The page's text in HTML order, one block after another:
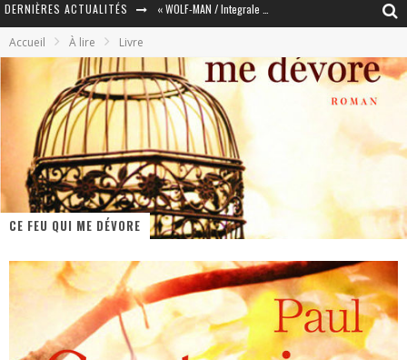
DERNIÈRES ACTUALITÉS
« Mon Village Révolté » - Combattre un Projet !
Star Fox
PsyRiver 2026 : la magie revient sur les rives de l’Aar
« Dr Wertham / L’homme qui étudia les tueurs en série » - Un Métier à Risque !
Accueil À lire Livre
CE FEU QUI ME DÉVORE